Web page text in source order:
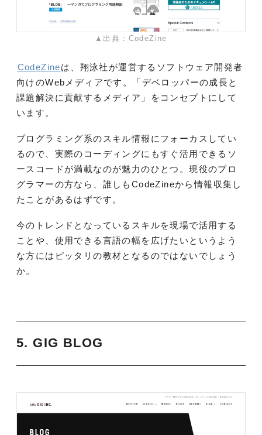
▲出典：CodeZine
CodeZineは、翔泳社が運営するソフトウェア開発者
向けのWebメディアです。「デベロッパーの成長と
課題解決に貢献するメディア」をコンセプトにして
います。
プログラミング系のスキル情報にフォーカスしてい
るので、実際のコーディングにもすぐ活用できるソ
ースコードが満載なのが魅力のひとつ。現役のプロ
グラマーの方なら、誰しもCodeZineから情報収集し
たことがあるはずです。
今のトレンドとなっているスキルを現場で活用する
ことや、使用できる言語の幅を広げたいというよう
な方にはピッタリの教材となるのではないでしょう
か。
5. GIG BLOG